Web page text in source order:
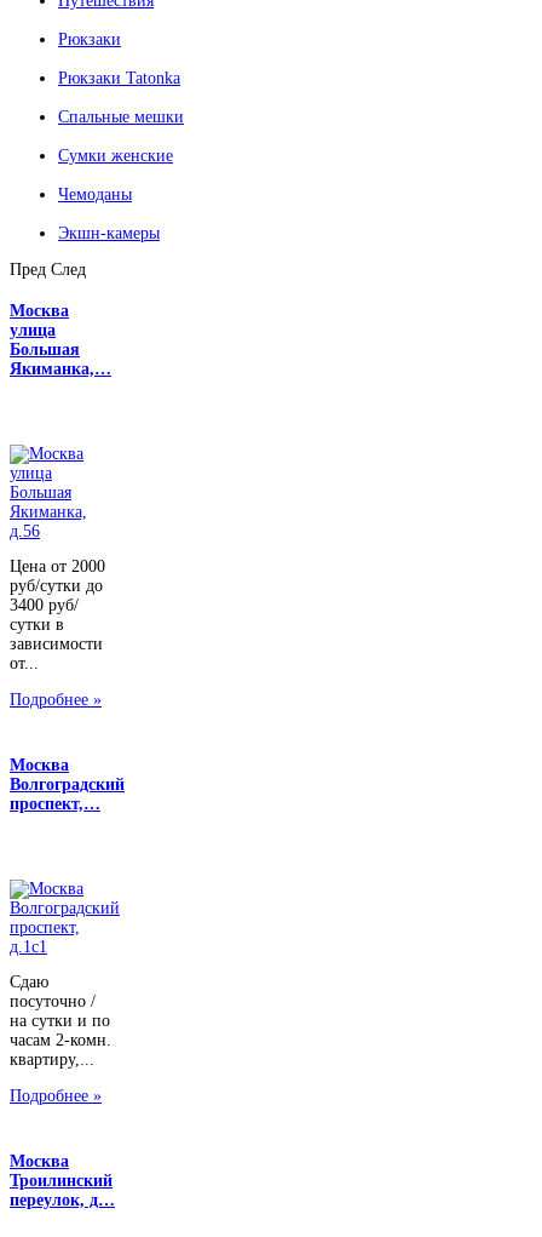
Рюкзаки
Рюкзаки Tatonka
Спальные мешки
Сумки женские
Чемоданы
Экшн-камеры
Пред След
Москва
улица
Большая
Якиманка,…
Цена от 2000
руб/сутки до
3400 руб/
сутки в
зависимости
от...
Подробнее »
Москва
Волгоградский
проспект,…
Сдаю
посуточно /
на сутки и по
часам 2-комн.
квартиру,...
Подробнее »
Москва
Троилинский
переулок, д…